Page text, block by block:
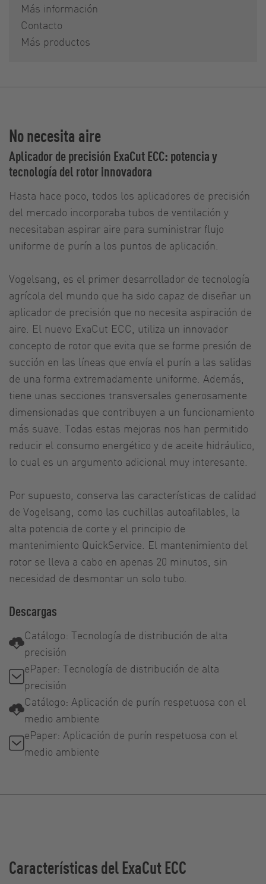
Más información
Contacto
Más productos
No necesita aire
Aplicador de precisión ExaCut ECC: potencia y
tecnología del rotor innovadora
Hasta hace poco, todos los aplicadores de precisión
del mercado incorporaba tubos de ventilación y
necesitaban aspirar aire para suministrar flujo
uniforme de purín a los puntos de aplicación.
Vogelsang, es el primer desarrollador de tecnología
agrícola del mundo que ha sido capaz de diseñar un
aplicador de precisión que no necesita aspiración de
aire. El nuevo ExaCut ECC, utiliza un innovador
concepto de rotor que evita que se forme presión de
succión en las líneas que envía el purín a las salidas
de una forma extremadamente uniforme. Además,
tiene unas secciones transversales generosamente
dimensionadas que contribuyen a un funcionamiento
más suave. Todas estas mejoras nos han permitido
reducir el consumo energético y de aceite hidráulico,
lo cual es un argumento adicional muy interesante.
Por supuesto, conserva las características de calidad
de Vogelsang, como las cuchillas autoafilables, la
alta potencia de corte y el principio de
mantenimiento QuickService. El mantenimiento del
rotor se lleva a cabo en apenas 20 minutos, sin
necesidad de desmontar un solo tubo.
Descargas
Catálogo: Tecnología de distribución de alta
precisión
ePaper: Tecnología de distribución de alta
precisión
Catálogo: Aplicación de purín respetuosa con el
medio ambiente
ePaper: Aplicación de purín respetuosa con el
medio ambiente
Características del ExaCut ECC